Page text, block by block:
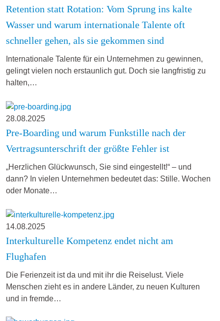
Retention statt Rotation: Vom Sprung ins kalte
Wasser und warum internationale Talente oft
schneller gehen, als sie gekommen sind
Internationale Talente für ein Unternehmen zu gewinnen,
gelingt vielen noch erstaunlich gut. Doch sie langfristig zu
halten,…
28.08.2025
Pre-Boarding und warum Funkstille nach der
Vertragsunterschrift der größte Fehler ist
„Herzlichen Glückwunsch, Sie sind eingestellt!“ – und
dann? In vielen Unternehmen bedeutet das: Stille. Wochen
oder Monate…
14.08.2025
Interkulturelle Kompetenz endet nicht am
Flughafen
Die Ferienzeit ist da und mit ihr die Reiselust. Viele
Menschen zieht es in andere Länder, zu neuen Kulturen
und in fremde…